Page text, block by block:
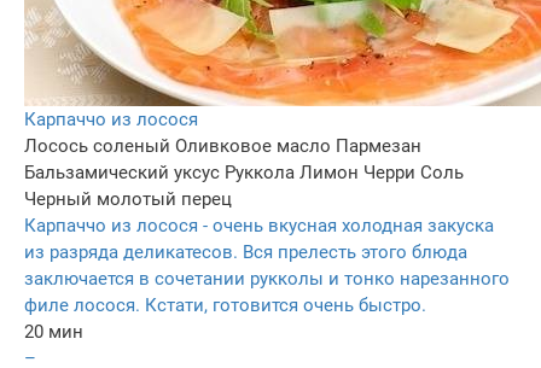
Карпаччо из лосося
Лосось соленый Оливковое масло Пармезан
Бальзамический уксус Руккола Лимон Черри Соль
Черный молотый перец
Карпаччо из лосося - очень вкусная холодная закуска
из разряда деликатесов. Вся прелесть этого блюда
заключается в сочетании рукколы и тонко нарезанного
филе лосося. Кстати, готовится очень быстро.
20 мин
–